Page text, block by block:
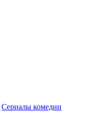
Сериалы комедии